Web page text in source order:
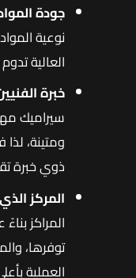
جودة
نوعية
العالية
خبرة
سيراميك
ومتينة،
ذوي خبرة
المركز
المراكز
توفرها،
العملية